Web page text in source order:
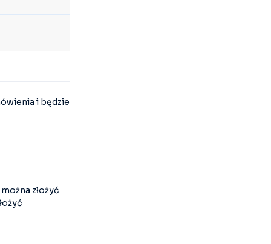
i będzie
złożyć